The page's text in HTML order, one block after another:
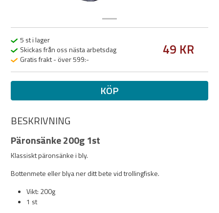
5 st i lager
Skickas från oss nästa arbetsdag
Gratis frakt - över 599:-
49 KR
KÖP
BESKRIVNING
Päronsänke 200g 1st
Klassiskt päronsänke i bly.
Bottenmete eller blya ner ditt bete vid trollingfiske.
Vikt: 200g
1 st